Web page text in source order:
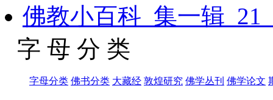
佛教小百科_集一辑
字 母 分 类
字母分类 佛书分类 大藏经 敦煌研究 佛学丛刊 佛学论文